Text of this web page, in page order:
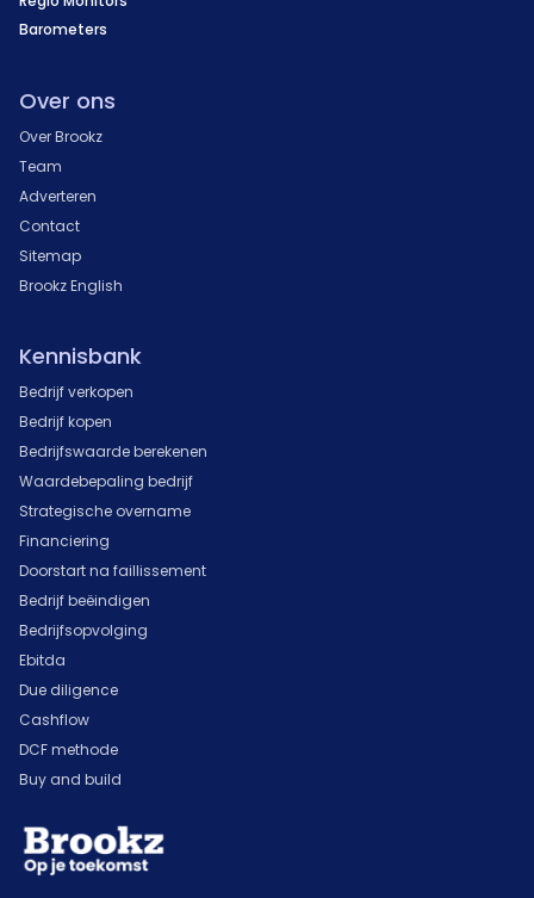
Barometers
Over ons
Over Brookz
Team
Adverteren
Contact
Sitemap
Brookz English
Kennisbank
Bedrijf verkopen
Bedrijf kopen
Bedrijfswaarde berekenen
Waardebepaling bedrijf
Strategische overname
Financiering
Doorstart na faillissement
Bedrijf beëindigen
Bedrijfsopvolging
Ebitda
Due diligence
Cashflow
DCF methode
Buy and build